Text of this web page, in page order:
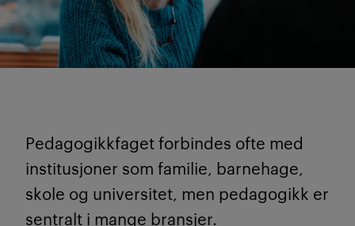
Pedagogikkfaget forbindes ofte med
institusjoner som familie, barnehage,
skole og universitet, men pedagogikk er
sentralt i mange bransjer.